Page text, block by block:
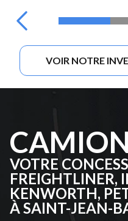
VOIR NOTRE
VOTRE
FREIGHTLINER,
KENWORTH,
À SAINT-JEAN-